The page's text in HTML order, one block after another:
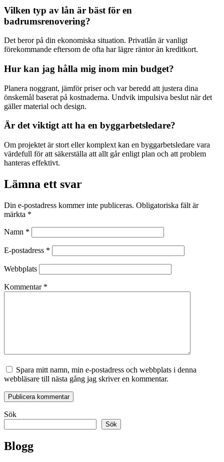
Vilken typ av lån är bäst för en
badrumsrenovering?
Det beror på din ekonomiska situation. Privatlån är vanligt
förekommande eftersom de ofta har lägre räntor än kreditkort.
Hur kan jag hålla mig inom min budget?
Planera noggrant, jämför priser och var beredd att justera dina
önskemål baserat på kostnaderna. Undvik impulsiva beslut när det
gäller material och design.
Är det viktigt att ha en byggarbetsledare?
Om projektet är stort eller komplext kan en byggarbetsledare vara
värdefull för att säkerställa att allt går enligt plan och att problem
hanteras effektivt.
Lämna ett svar
Din e-postadress kommer inte publiceras. Obligatoriska fält är
märkta *
Namn *
E-postadress *
Webbplats
Kommentar *
Spara mitt namn, min e-postadress och webbplats i denna
webbläsare till nästa gång jag skriver en kommentar.
Sök
Sök
Blogg